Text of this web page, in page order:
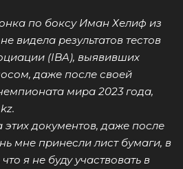
по боксу Иман Хелиф из
видела результатов тестов
(IBA), выявивших
даже после своей
мира 2023 года,
.
документов, даже после
мне принесли лист бумаги, в
я не буду участвовать в